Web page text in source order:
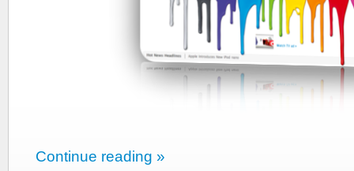
Continue reading »